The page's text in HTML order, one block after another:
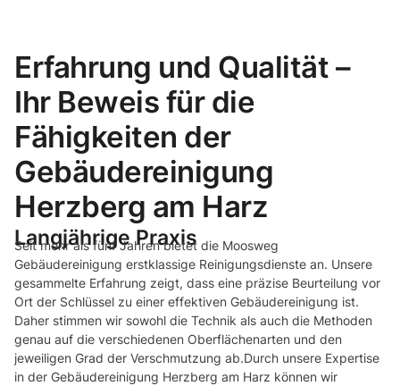
Erfahrung und Qualität –
Ihr Beweis für die
Fähigkeiten der
Gebäudereinigung
Herzberg am Harz
Langjährige Praxis
Seit mehr als fünf Jahren bietet die Moosweg
Gebäudereinigung erstklassige Reinigungsdienste an. Unsere
gesammelte Erfahrung zeigt, dass eine präzise Beurteilung vor
Ort der Schlüssel zu einer effektiven Gebäudereinigung ist.
Daher stimmen wir sowohl die Technik als auch die Methoden
genau auf die verschiedenen Oberflächenarten und den
jeweiligen Grad der Verschmutzung ab.Durch unsere Expertise
in der Gebäudereinigung Herzberg am Harz können wir